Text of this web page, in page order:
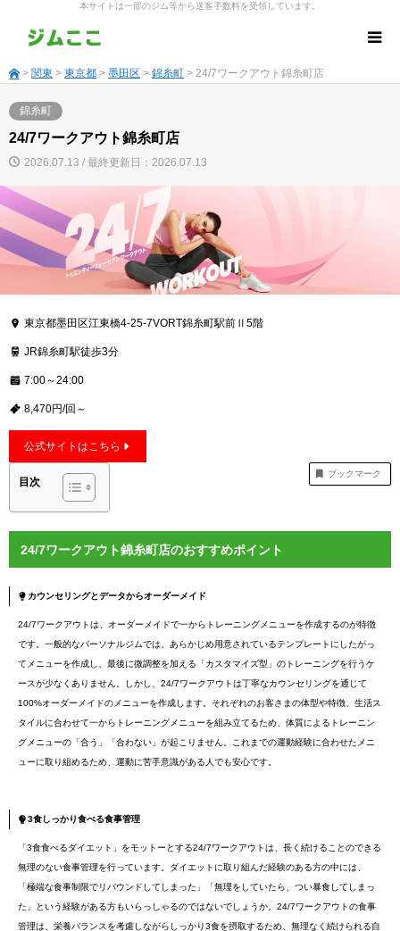
本サイトは一部のジム等から送客手数料を受領しています。
> 関東 > 東京都 > 墨田区 > 錦糸町 > 24/7ワークアウト錦糸町店
錦糸町
24/7ワークアウト錦糸町店
2026.07.13 / 最終更新日：2026.07.13
東京都墨田区江東橋4-25-7VORT錦糸町駅前Ⅱ5階
JR錦糸町駅徒歩3分
7:00～24:00
8,470円/回～
公式サイトはこちら
ブックマーク
目次
24/7ワークアウト錦糸町店のおすすめポイント
カウンセリングとデータからオーダーメイド
24/7ワークアウトは、オーダーメイドで一からトレーニングメニューを作成するのが特徴
です。一般的なパーソナルジムでは、あらかじめ用意されているテンプレートにしたがっ
てメニューを作成し、最後に微調整を加える「カスタマイズ型」のトレーニングを行うケ
ースが少なくありません。しかし、24/7ワークアウトは丁寧なカウンセリングを通じて
100%オーダーメイドのメニューを作成します。それぞれのお客さまの体型や特徴、生活ス
タイルに合わせて一からトレーニングメニューを組み立てるため、体質によるトレーニン
グメニューの「合う」「合わない」が起こりません。これまでの運動経験に合わせたメニ
ューに取り組めるため、運動に苦手意識がある人でも安心です。
3食しっかり食べる食事管理
「3食食べるダイエット」をモットーとする24/7ワークアウトは、長く続けることのできる
無理のない食事管理を行っています。ダイエットに取り組んだ経験のある方の中には、
「極端な食事制限でリバウンドしてしまった」「無理をしていたら、つい暴食してしまっ
た」という経験がある方もいらっしゃるのではないでしょうか。24/7ワークアウトの食事
管理は、栄養バランスを考慮しながらしっかり3食を摂取するため、無理なく続けられる自